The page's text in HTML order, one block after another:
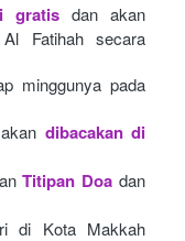
gratis dan akan
Fatihah secara
minggunya pada
dibacakan di
Titipan Doa dan
di Kota Makkah